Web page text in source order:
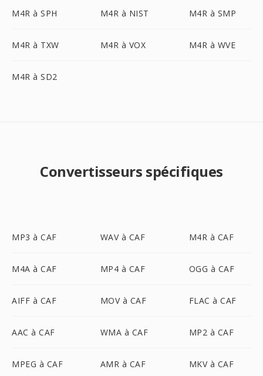
M4R à SPH M4R à NIST M4R à SMP
M4R à TXW M4R à VOX M4R à WVE
M4R à SD2
Convertisseurs spécifiques
MP3 à CAF WAV à CAF M4R à CAF
M4A à CAF MP4 à CAF OGG à CAF
AIFF à CAF MOV à CAF FLAC à CAF
AAC à CAF WMA à CAF MP2 à CAF
MPEG à CAF AMR à CAF MKV à CAF